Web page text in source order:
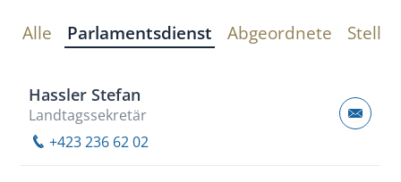
Alle Parlamentsdienst Abgeordnete
Hassler Stefan
Landtagssekretär
+423 236 62 02